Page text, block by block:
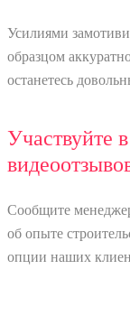
Усилиями
образцом
останетесь
Участвуйте
Сообщите
об опыте
опции наших